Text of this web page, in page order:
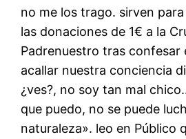
no me los trago. sirven
las donaciones de 1€ a la
Padrenuestro tras confesar
acallar nuestra conciencia
¿ves?, no soy tan mal
que puedo, no se puede
naturaleza». leo en Público